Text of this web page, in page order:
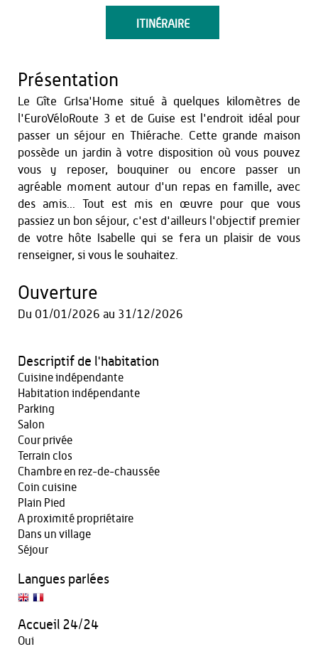
ITINÉRAIRE
Présentation
Le Gîte GrIsa'Home situé à quelques kilomètres de
l'EuroVéloRoute 3 et de Guise est l'endroit idéal pour
passer un séjour en Thiérache. Cette grande maison
possède un jardin à votre disposition où vous pouvez
vous y reposer, bouquiner ou encore passer un
agréable moment autour d'un repas en famille, avec
des amis... Tout est mis en œuvre pour que vous
passiez un bon séjour, c'est d'ailleurs l'objectif premier
de votre hôte Isabelle qui se fera un plaisir de vous
renseigner, si vous le souhaitez.
Ouverture
Du 01/01/2026 au 31/12/2026
Descriptif de l'habitation
Cuisine indépendante
Habitation indépendante
Parking
Salon
Cour privée
Terrain clos
Chambre en rez-de-chaussée
Coin cuisine
Plain Pied
A proximité propriétaire
Dans un village
Séjour
Langues parlées
Accueil 24/24
Oui